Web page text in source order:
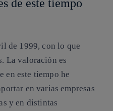
de este tiempo
de 1999, con lo que
La valoración es
en este tiempo he
en varias empresas
y en distintas